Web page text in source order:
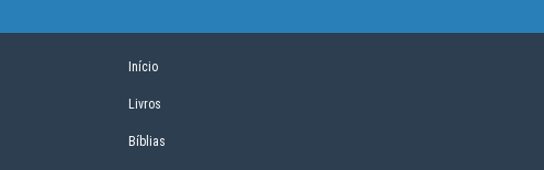
Início
Livros
Bíblias